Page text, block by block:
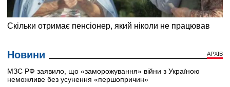
Новини АРХІВ
МЗС РФ заявило, що «заморожування» війни з Україною
неможливе без усунення «першопричин»